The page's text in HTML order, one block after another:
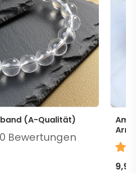
(A-Qualität)
Bewertungen